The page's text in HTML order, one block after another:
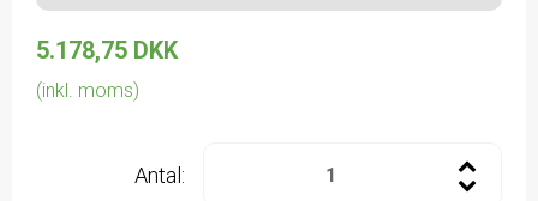
5.178,75 DKK
(inkl. moms)
Antal: